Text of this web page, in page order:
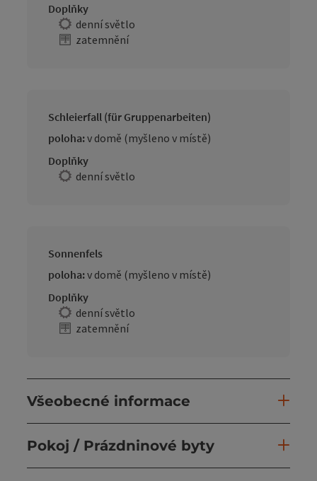
Doplňky
denní světlo
zatemnění
Schleierfall (für Gruppenarbeiten)
poloha:v domě (myšleno v místě)
Doplňky
denní světlo
Sonnenfels
poloha:v domě (myšleno v místě)
Doplňky
denní světlo
zatemnění
Všeobecné informace
Pokoj / Prázdninové byty